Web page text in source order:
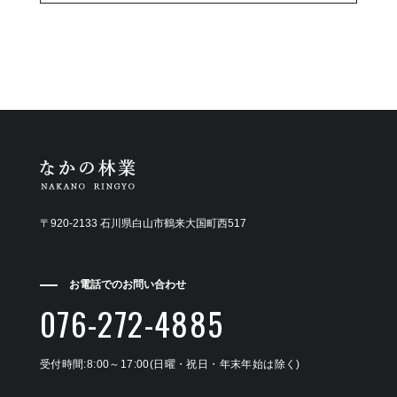
〒920-2133 石川県白山市鶴来大国町西517
お電話でのお問い合わせ
076-272-4885
受付時間:8:00～17:00(日曜・祝日・年末年始は除く)